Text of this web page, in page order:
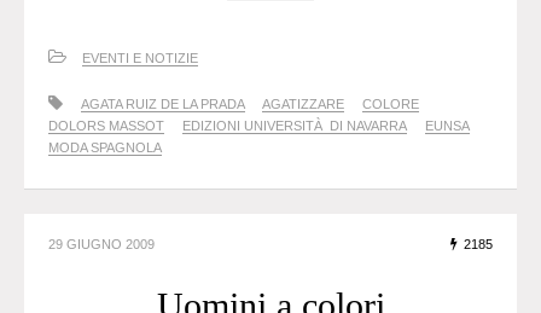
EVENTI E NOTIZIE
AGATA RUIZ DE LA PRADA AGATIZZARE
COLORE
DOLORS MASSOT
EDIZIONI UNIVERSITÀ DI NAVARRA
EUNSA
MODA SPAGNOLA
29 GIUGNO 2009 2185